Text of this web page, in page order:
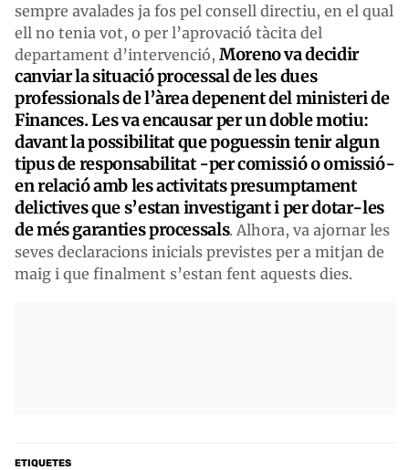
sempre avalades ja fos pel consell directiu, en el qual
ell no tenia vot, o per l’aprovació tàcita del
departament d’intervenció, Moreno va decidir
canviar la situació processal de les dues
professionals de l’àrea depenent del ministeri de
Finances. Les va encausar per un doble motiu:
davant la possibilitat que poguessin tenir algun
tipus de responsabilitat -per comissió o omissió-
en relació amb les activitats presumptament
delictives que s’estan investigant i per dotar-les
de més garanties processals. Alhora, va ajornar les
seves declaracions inicials previstes per a mitjan de
maig i que finalment s’estan fent aquests dies.
ETIQUETES